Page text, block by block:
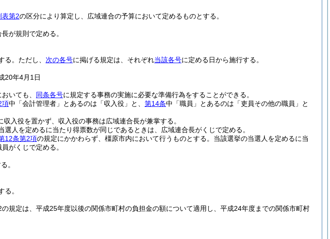
表第2の区分により算定し、広域連合の予算において定めるものとする。
が規則で定める。
。 ただし、 次の各号に掲げる規定は、それぞれ当該各号に定める日から施行する。
20年4月1日
いても、 同条各号に規定する事務の実施に必要な準備行為をすることができる。
項中「会計管理者」とあるのは「収入役」と、 第14条中「職員」とあるのは「吏員その他の職員」と
入役を置かず、収入役の事務は広域連合長が兼掌する。
人を定めるに当たり得票数が同じであるときは、広域連合長がくじで定める。
12条第2項の規定にかかわらず、橿原市内において行うものとする。 当該選挙の当選人を定めるに当
がくじで定める。
。
。
規定は、平成25年度以後の関係市町村の負担金の額について適用し、平成24年度までの関係市町村